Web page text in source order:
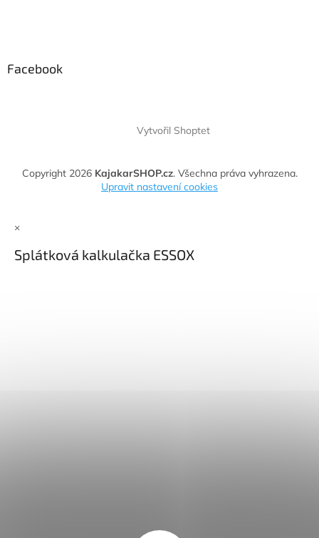
Facebook
Vytvořil Shoptet
Copyright 2026 KajakarSHOP.cz. Všechna práva vyhrazena.
Upravit nastavení cookies
×
Splátková kalkulačka ESSOX